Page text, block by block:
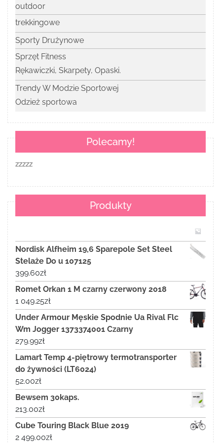
outdoor
trekkingowe
Sporty Drużynowe
Sprzęt Fitness
Rękawiczki, Skarpety, Opaski.
Trendy W Modzie Sportowej
Odzież sportowa
Polecamy!
zzzzz
Produkty
Nordisk Alfheim 19,6 Sparepole Set Steel
Stelaże Do u 107125
399.60zł
Romet Orkan 1 M czarny czerwony 2018
1 049.25zł
Under Armour Męskie Spodnie Ua Rival Flc
Wm Jogger 1373374001 Czarny
279.99zł
Lamart Temp 4-piętrowy termotransporter
do żywności (LT6024)
52.00zł
Bewsem 30kaps.
213.00zł
Cube Touring Black Blue 2019
2 499.00zł